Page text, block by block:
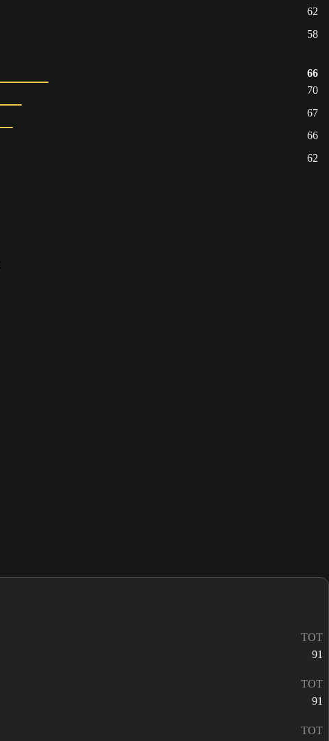
62
58
66
70
67
66
62
TOT
91
TOT
91
TOT